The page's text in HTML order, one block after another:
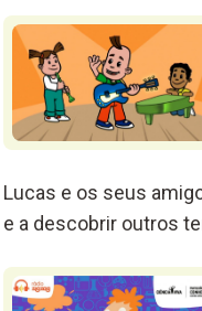
Lucas e os seus
e a descobrir outros